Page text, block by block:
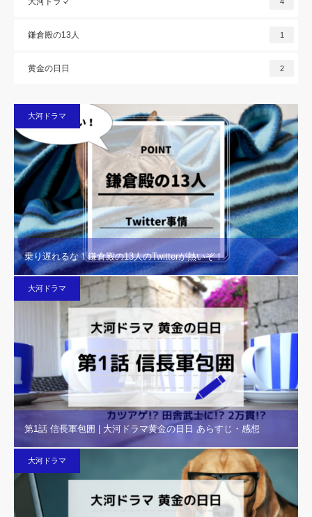
鎌倉殿の13人 1
黄金の日日 2
大河ドラマ
乗り遅れるな！鎌倉殿の13人のTwitterが熱いぞ！
大河ドラマ
第1話 信長軍包囲 | 大河ドラマ黄金の日日 あらすじ・感想
大河ドラマ